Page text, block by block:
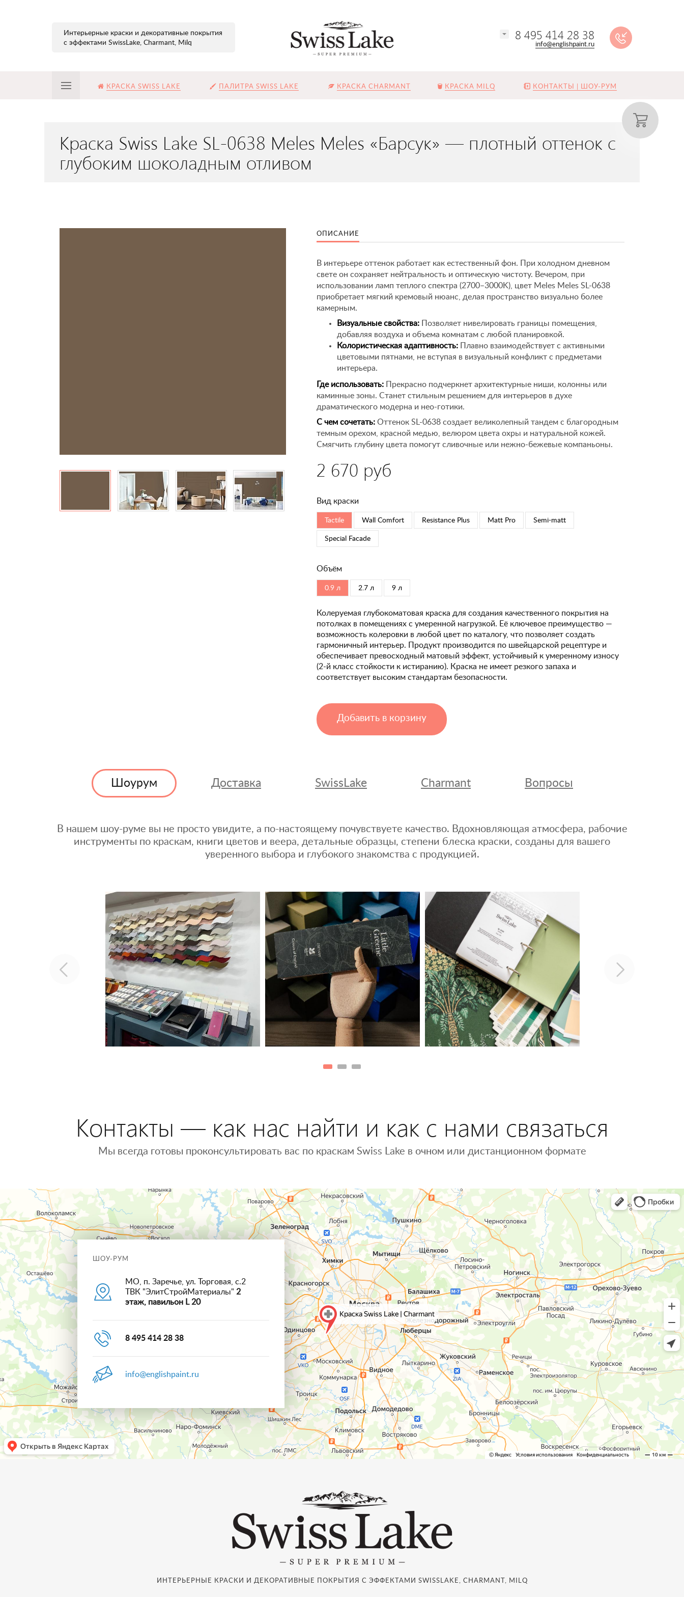
Интерьерные краски и декоративные покрытия
с эффектами SwissLake, Charmant, Milq
8 495 414 28 38
info@englishpaint.ru
КРАСКА SWISS LAKE ПАЛИТРА SWISS LAKE КРАСКА CHARMANT КРАСКА MILQ КОНТАКТЫ | ШОУ-РУМ
Краска Swiss Lake SL-0638 Meles Meles «Барсук» — плотный оттенок с
глубоким шоколадным отливом
ОПИСАНИЕ
В интерьере оттенок работает как естественный фон. При холодном дневном
свете он сохраняет нейтральность и оптическую чистоту. Вечером, при
использовании ламп теплого спектра (2700–3000K), цвет Meles Meles SL-0638
приобретает мягкий кремовый нюанс, делая пространство визуально более
камерным.
Визуальные свойства: Позволяет нивелировать границы помещения,
добавляя воздуха и объема комнатам с любой планировкой.
Колористическая адаптивность: Плавно взаимодействует с активными
цветовыми пятнами, не вступая в визуальный конфликт с предметами
интерьера.
Где использовать: Прекрасно подчеркнет архитектурные ниши, колонны или
каминные зоны. Станет стильным решением для интерьеров в духе
драматического модерна и нео-готики.
С чем сочетать: Оттенок SL-0638 создает великолепный тандем с благородным
темным орехом, красной медью, велюром цвета охры и натуральной кожей.
Смягчить глубину цвета помогут сливочные или нежно-бежевые компаньоны.
2 670 руб
Вид краски
Tactile Wall Comfort Resistance Plus Matt Pro Semi-matt
Special Faсade
Объём
0.9 л 2.7 л 9 л
Колеруемая глубокоматовая краска для создания качественного покрытия на
потолках в помещениях с умеренной нагрузкой. Её ключевое преимущество —
возможность колеровки в любой цвет по каталогу, что позволяет создать
гармоничный интерьер. Продукт производится по швейцарской рецептуре и
обеспечивает превосходный матовый эффект, устойчивый к умеренному износу
(2-й класс стойкости к истиранию). Краска не имеет резкого запаха и
соответствует высоким стандартам безопасности.
Добавить в корзину
Шоурум Доставка SwissLake Charmant Вопросы
В нашем шоу-руме вы не просто увидите, а по-настоящему почувствуете качество. Вдохновляющая атмосфера, рабочие
инструменты по краскам, книги цветов и веера, детальные образцы, степени блеска краски, созданы для вашего
уверенного выбора и глубокого знакомства с продукцией.
Контакты — как нас найти и как с нами связаться
Мы всегда готовы проконсультировать вас по краскам Swiss Lake в очном или дистанционном формате
ШОУ-РУМ
МО, п. Заречье, ул. Торговая, с.2
ТВК "ЭлитСтройМатериалы" 2
этаж, павильон L 20
8 495 414 28 38
info@englishpaint.ru
ИНТЕРЬЕРНЫЕ КРАСКИ И ДЕКОРАТИВНЫЕ ПОКРЫТИЯ С ЭФФЕКТАМИ SWISSLAKE, CHARMANT, MILQ